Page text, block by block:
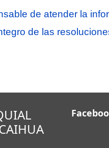
de atender la
de las